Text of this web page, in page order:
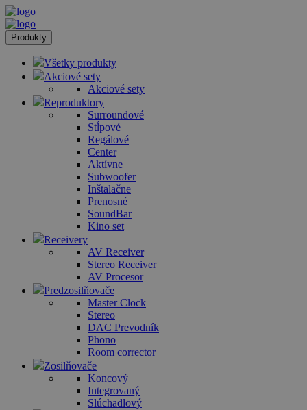
Produkty
Všetky produkty
Akciové sety
Akciové sety
Reproduktory
Surroundové
Stĺpové
Regálové
Center
Aktívne
Subwoofer
Inštalačne
Prenosné
SoundBar
Kino set
Receivery
AV Receiver
Stereo Receiver
AV Procesor
Predzosilňovače
Master Clock
Stereo
DAC Prevodník
Phono
Room corrector
Zosilňovače
Koncový
Integrovaný
Slúchadlový